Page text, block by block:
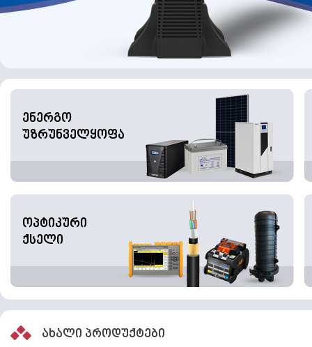
ენერგო
უზრუნველყოფა
ოპტიკური
ქსელი
ახალი პროდუქტები